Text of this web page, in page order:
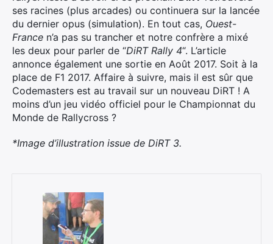
ses racines (plus arcades) ou continuera sur la lancée
du dernier opus (simulation). En tout cas, Ouest-
France n’a pas su trancher et notre confrère a mixé
les deux pour parler de “DiRT Rally 4“. L’article
annonce également une sortie en Août 2017. Soit à la
place de F1 2017. Affaire à suivre, mais il est sûr que
Codemasters est au travail sur un nouveau DiRT ! A
moins d’un jeu vidéo officiel pour le Championnat du
Monde de Rallycross ?
*Image d’illustration issue de DiRT 3.